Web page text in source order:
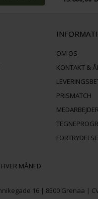
MÅNED
OM OS
KONTAKT &
PRISMATCH
16 | 8500 Grenaa |